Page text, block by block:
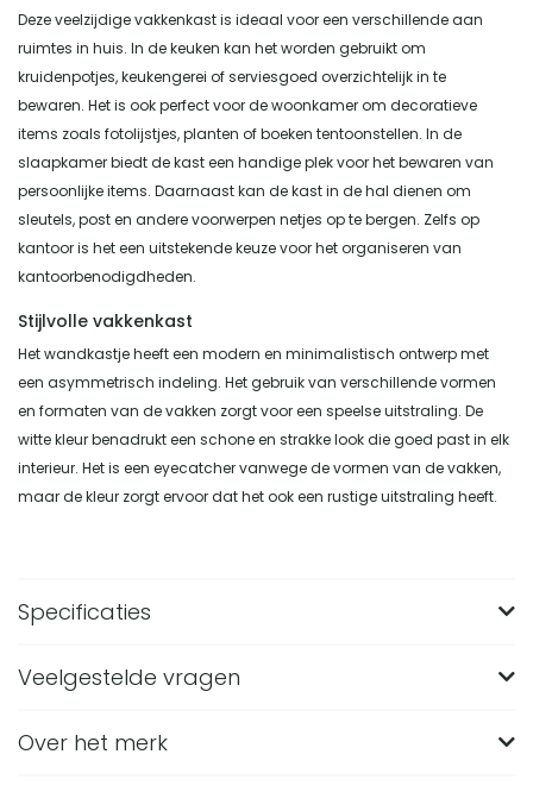
Deze veelzijdige vakkenkast is ideaal voor een verschillende aan
ruimtes in huis. In de keuken kan het worden gebruikt om
kruidenpotjes, keukengerei of serviesgoed overzichtelijk in te
bewaren. Het is ook perfect voor de woonkamer om decoratieve
items zoals fotolijstjes, planten of boeken tentoonstellen. In de
slaapkamer biedt de kast een handige plek voor het bewaren van
persoonlijke items. Daarnaast kan de kast in de hal dienen om
sleutels, post en andere voorwerpen netjes op te bergen. Zelfs op
kantoor is het een uitstekende keuze voor het organiseren van
kantoorbenodigdheden.
Stijlvolle vakkenkast
Het wandkastje heeft een modern en minimalistisch ontwerp met
een asymmetrisch indeling. Het gebruik van verschillende vormen
en formaten van de vakken zorgt voor een speelse uitstraling. De
witte kleur benadrukt een schone en strakke look die goed past in elk
interieur. Het is een eyecatcher vanwege de vormen van de vakken,
maar de kleur zorgt ervoor dat het ook een rustige uitstraling heeft.
Specificaties
Merk
Veelgestelde vragen
Wat zijn de afmetingen van de QUVIO vakkenkast
Over het merk